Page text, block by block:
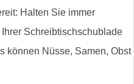
Halten Sie immer
Schreibtischschublade
können Nüsse, Samen, Obst